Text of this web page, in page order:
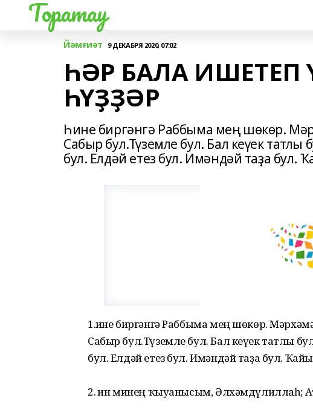
Торатау
Йәмғиәт 9 ДЕКАБРЯ 2020, 07:02
ҺӘР БАЛА ИШЕТЕП
ҺҮҘҘӘР
Һине биргәнгә Раббыма мең шөкөр.
Сабыр бул.Түземле бул. Бал кеүек
бул. Елдәй етез бул. Имәндәй таҙа бул.
1.Һине биргәнгә Раббыма мең шөкөр.
Сабыр бул.Түземле бул. Бал кеүек татлы
бул. Елдәй етез бул. Имәндәй таҙа бул.
2. Һин минең ҡыуанысым, Әлхәмдүлиллаһ;